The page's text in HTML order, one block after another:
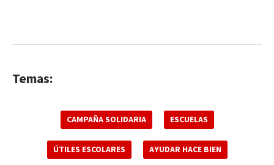
Temas:
CAMPAÑA SOLIDARIA ESCUELAS
ÚTILES ESCOLARES AYUDAR HACE BIEN